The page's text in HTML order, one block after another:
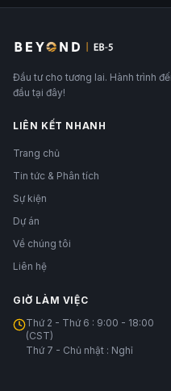
Đầu tư cho tương lai. Hành trình
đầu tại đây!
LIÊN KẾT NHANH
Trang chủ
Tin tức & Phân tích
Sự kiện
Dự án
Về chúng tôi
Liên hệ
GIỜ LÀM VIỆC
Thứ 2 - Thứ 6 : 9:00 - 18:00
(CST)
Thứ 7 - Chủ nhật : Nghỉ